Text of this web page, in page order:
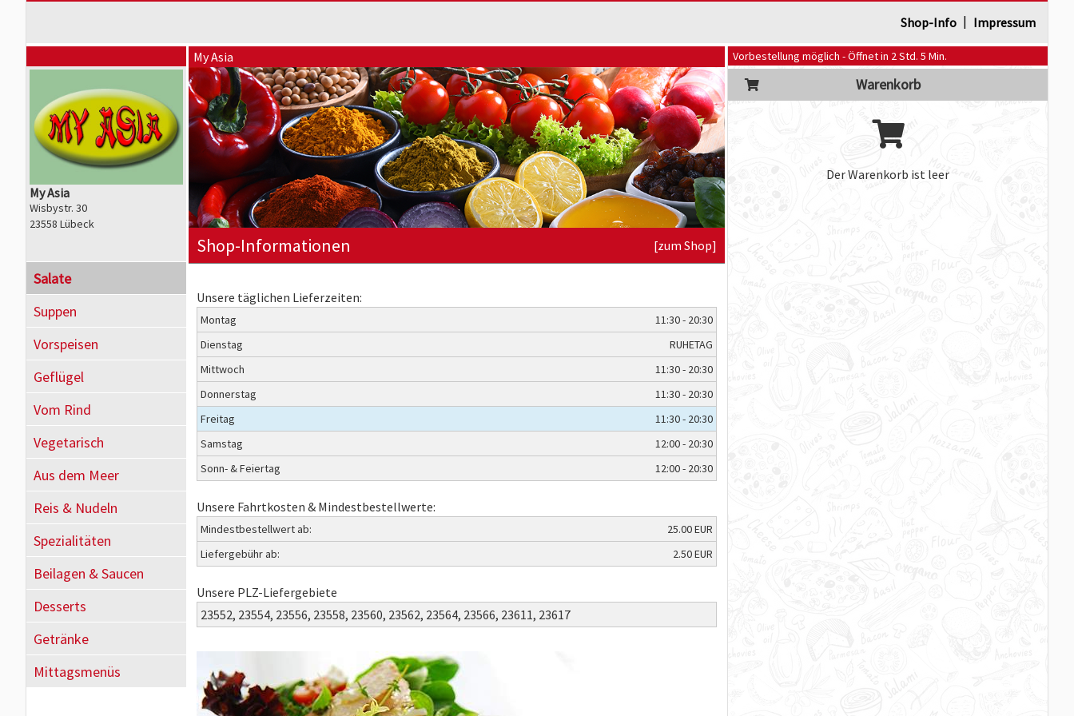
Shop-Info | Impressum
Vorbestellung möglich - Öffnet in 2 Std. 5 Min.
Warenkorb
Der Warenkorb ist leer
My Asia
Wisbystr. 30
23558 Lübeck
Salate
Suppen
Vorspeisen
Geflügel
Vom Rind
Vegetarisch
Aus dem Meer
Reis & Nudeln
Spezialitäten
Beilagen & Saucen
Desserts
Getränke
Mittagsmenüs
My Asia
Shop-Informationen [zum Shop]
Unsere täglichen Lieferzeiten:
Montag
11:30 - 20:30
Dienstag
RUHETAG
Mittwoch
11:30 - 20:30
Donnerstag
11:30 - 20:30
Freitag
11:30 - 20:30
Samstag
12:00 - 20:30
Sonn- & Feiertag
12:00 - 20:30
Unsere Fahrtkosten & Mindestbestellwerte:
Mindestbestellwert ab:
25.00 EUR
Liefergebühr ab:
2.50 EUR
Unsere PLZ-Liefergebiete
23552, 23554, 23556, 23558, 23560, 23562, 23564, 23566, 23611, 23617